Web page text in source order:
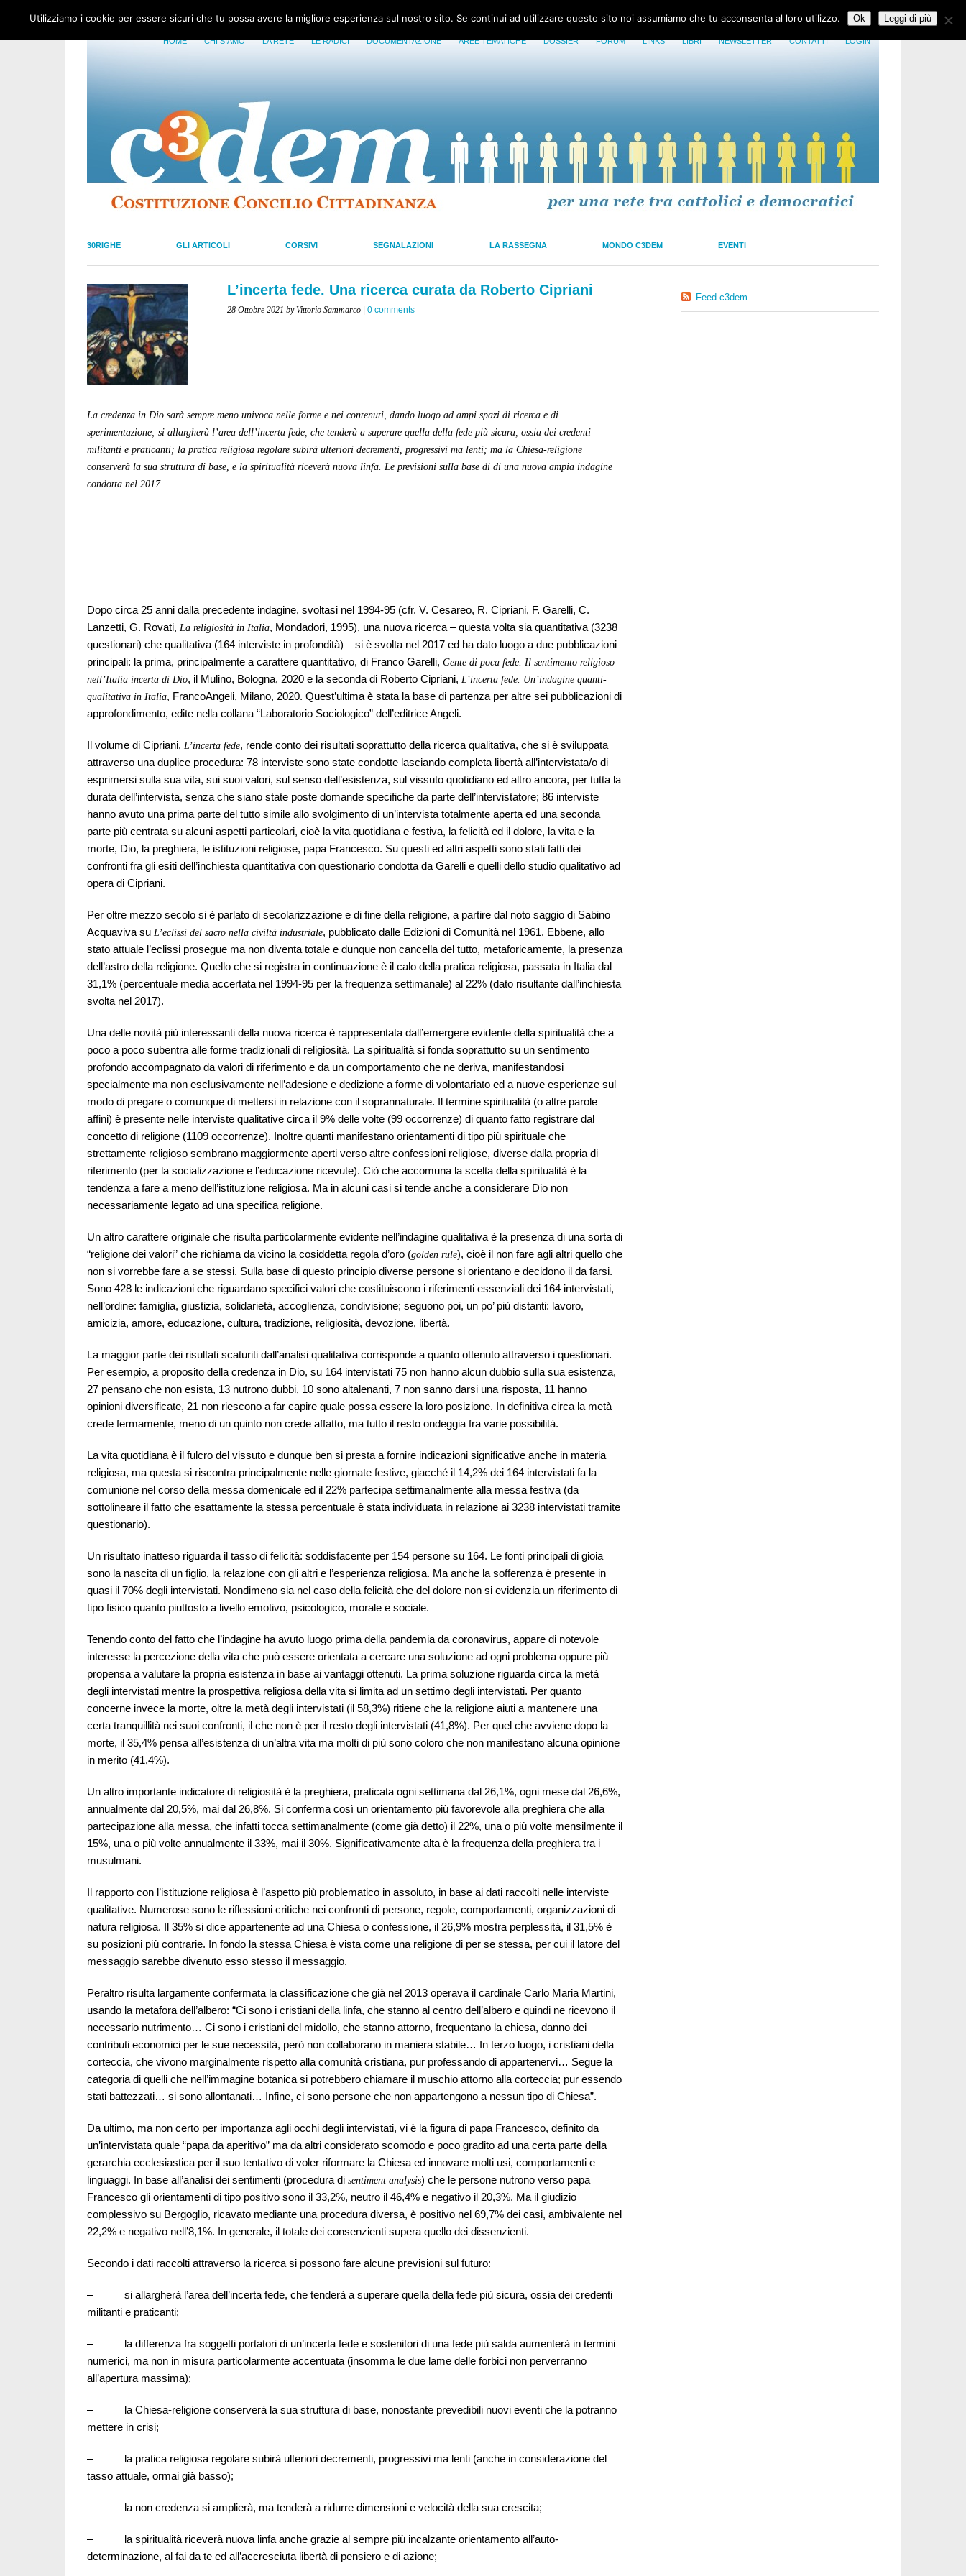
HOME CHI SIAMO LA RETE LE RADICI DOCUMENTAZIONE AREE TEMATICHE DOSSIER FORUM LINKS LIBRI NEWSLETTER CONTATTI LOGIN
30RIGHE GLI ARTICOLI CORSIVI SEGNALAZIONI LA RASSEGNA MONDO C3DEM EVENTI
L’incerta fede. Una ricerca curata da Roberto Cipriani
28 Ottobre 2021 by Vittorio Sammarco| 0 comments
La credenza in Dio sarà sempre meno univoca nelle forme e nei contenuti, dando luogo ad ampi spazi di ricerca e di
sperimentazione; si allargherà l’area dell’incerta fede, che tenderà a superare quella della fede più sicura, ossia dei credenti
militanti e praticanti; la pratica religiosa regolare subirà ulteriori decrementi, progressivi ma lenti; ma la Chiesa-religione
conserverà la sua struttura di base, e la spiritualità riceverà nuova linfa. Le previsioni sulla base di di una nuova ampia indagine
condotta nel 2017.
Dopo circa 25 anni dalla precedente indagine, svoltasi nel 1994-95 (cfr. V. Cesareo, R. Cipriani, F. Garelli, C.
Lanzetti, G. Rovati, La religiosità in Italia, Mondadori, 1995), una nuova ricerca – questa volta sia quantitativa (3238
questionari) che qualitativa (164 interviste in profondità) – si è svolta nel 2017 ed ha dato luogo a due pubblicazioni
principali: la prima, principalmente a carattere quantitativo, di Franco Garelli, Gente di poca fede. Il sentimento religioso
nell’Italia incerta di Dio, il Mulino, Bologna, 2020 e la seconda di Roberto Cipriani, L’incerta fede. Un’indagine quanti-
qualitativa in Italia, FrancoAngeli, Milano, 2020. Quest’ultima è stata la base di partenza per altre sei pubblicazioni di
approfondimento, edite nella collana “Laboratorio Sociologico” dell’editrice Angeli.
Il volume di Cipriani, L’incerta fede, rende conto dei risultati soprattutto della ricerca qualitativa, che si è sviluppata
attraverso una duplice procedura: 78 interviste sono state condotte lasciando completa libertà all’intervistata/o di
esprimersi sulla sua vita, sui suoi valori, sul senso dell’esistenza, sul vissuto quotidiano ed altro ancora, per tutta la
durata dell’intervista, senza che siano state poste domande specifiche da parte dell’intervistatore; 86 interviste
hanno avuto una prima parte del tutto simile allo svolgimento di un’intervista totalmente aperta ed una seconda
parte più centrata su alcuni aspetti particolari, cioè la vita quotidiana e festiva, la felicità ed il dolore, la vita e la
morte, Dio, la preghiera, le istituzioni religiose, papa Francesco. Su questi ed altri aspetti sono stati fatti dei
confronti fra gli esiti dell’inchiesta quantitativa con questionario condotta da Garelli e quelli dello studio qualitativo ad
opera di Cipriani.
Per oltre mezzo secolo si è parlato di secolarizzazione e di fine della religione, a partire dal noto saggio di Sabino
Acquaviva su L’eclissi del sacro nella civiltà industriale, pubblicato dalle Edizioni di Comunità nel 1961. Ebbene, allo
stato attuale l’eclissi prosegue ma non diventa totale e dunque non cancella del tutto, metaforicamente, la presenza
dell’astro della religione. Quello che si registra in continuazione è il calo della pratica religiosa, passata in Italia dal
31,1% (percentuale media accertata nel 1994-95 per la frequenza settimanale) al 22% (dato risultante dall’inchiesta
svolta nel 2017).
Una delle novità più interessanti della nuova ricerca è rappresentata dall’emergere evidente della spiritualità che a
poco a poco subentra alle forme tradizionali di religiosità. La spiritualità si fonda soprattutto su un sentimento
profondo accompagnato da valori di riferimento e da un comportamento che ne deriva, manifestandosi
specialmente ma non esclusivamente nell’adesione e dedizione a forme di volontariato ed a nuove esperienze sul
modo di pregare o comunque di mettersi in relazione con il soprannaturale. Il termine spiritualità (o altre parole
affini) è presente nelle interviste qualitative circa il 9% delle volte (99 occorrenze) di quanto fatto registrare dal
concetto di religione (1109 occorrenze). Inoltre quanti manifestano orientamenti di tipo più spirituale che
strettamente religioso sembrano maggiormente aperti verso altre confessioni religiose, diverse dalla propria di
riferimento (per la socializzazione e l’educazione ricevute). Ciò che accomuna la scelta della spiritualità è la
tendenza a fare a meno dell’istituzione religiosa. Ma in alcuni casi si tende anche a considerare Dio non
necessariamente legato ad una specifica religione.
Un altro carattere originale che risulta particolarmente evidente nell’indagine qualitativa è la presenza di una sorta di
“religione dei valori” che richiama da vicino la cosiddetta regola d’oro (golden rule), cioè il non fare agli altri quello che
non si vorrebbe fare a se stessi. Sulla base di questo principio diverse persone si orientano e decidono il da farsi.
Sono 428 le indicazioni che riguardano specifici valori che costituiscono i riferimenti essenziali dei 164 intervistati,
nell’ordine: famiglia, giustizia, solidarietà, accoglienza, condivisione; seguono poi, un po’ più distanti: lavoro,
amicizia, amore, educazione, cultura, tradizione, religiosità, devozione, libertà.
La maggior parte dei risultati scaturiti dall’analisi qualitativa corrisponde a quanto ottenuto attraverso i questionari.
Per esempio, a proposito della credenza in Dio, su 164 intervistati 75 non hanno alcun dubbio sulla sua esistenza,
27 pensano che non esista, 13 nutrono dubbi, 10 sono altalenanti, 7 non sanno darsi una risposta, 11 hanno
opinioni diversificate, 21 non riescono a far capire quale possa essere la loro posizione. In definitiva circa la metà
crede fermamente, meno di un quinto non crede affatto, ma tutto il resto ondeggia fra varie possibilità.
La vita quotidiana è il fulcro del vissuto e dunque ben si presta a fornire indicazioni significative anche in materia
religiosa, ma questa si riscontra principalmente nelle giornate festive, giacché il 14,2% dei 164 intervistati fa la
comunione nel corso della messa domenicale ed il 22% partecipa settimanalmente alla messa festiva (da
sottolineare il fatto che esattamente la stessa percentuale è stata individuata in relazione ai 3238 intervistati tramite
questionario).
Un risultato inatteso riguarda il tasso di felicità: soddisfacente per 154 persone su 164. Le fonti principali di gioia
sono la nascita di un figlio, la relazione con gli altri e l’esperienza religiosa. Ma anche la sofferenza è presente in
quasi il 70% degli intervistati. Nondimeno sia nel caso della felicità che del dolore non si evidenzia un riferimento di
tipo fisico quanto piuttosto a livello emotivo, psicologico, morale e sociale.
Tenendo conto del fatto che l’indagine ha avuto luogo prima della pandemia da coronavirus, appare di notevole
interesse la percezione della vita che può essere orientata a cercare una soluzione ad ogni problema oppure più
propensa a valutare la propria esistenza in base ai vantaggi ottenuti. La prima soluzione riguarda circa la metà
degli intervistati mentre la prospettiva religiosa della vita si limita ad un settimo degli intervistati. Per quanto
concerne invece la morte, oltre la metà degli intervistati (il 58,3%) ritiene che la religione aiuti a mantenere una
certa tranquillità nei suoi confronti, il che non è per il resto degli intervistati (41,8%). Per quel che avviene dopo la
morte, il 35,4% pensa all’esistenza di un’altra vita ma molti di più sono coloro che non manifestano alcuna opinione
in merito (41,4%).
Un altro importante indicatore di religiosità è la preghiera, praticata ogni settimana dal 26,1%, ogni mese dal 26,6%,
annualmente dal 20,5%, mai dal 26,8%. Si conferma così un orientamento più favorevole alla preghiera che alla
partecipazione alla messa, che infatti tocca settimanalmente (come già detto) il 22%, una o più volte mensilmente il
15%, una o più volte annualmente il 33%, mai il 30%. Significativamente alta è la frequenza della preghiera tra i
musulmani.
Il rapporto con l’istituzione religiosa è l’aspetto più problematico in assoluto, in base ai dati raccolti nelle interviste
qualitative. Numerose sono le riflessioni critiche nei confronti di persone, regole, comportamenti, organizzazioni di
natura religiosa. Il 35% si dice appartenente ad una Chiesa o confessione, il 26,9% mostra perplessità, il 31,5% è
su posizioni più contrarie. In fondo la stessa Chiesa è vista come una religione di per se stessa, per cui il latore del
messaggio sarebbe divenuto esso stesso il messaggio.
Peraltro risulta largamente confermata la classificazione che già nel 2013 operava il cardinale Carlo Maria Martini,
usando la metafora dell’albero: “Ci sono i cristiani della linfa, che stanno al centro dell’albero e quindi ne ricevono il
necessario nutrimento… Ci sono i cristiani del midollo, che stanno attorno, frequentano la chiesa, danno dei
contributi economici per le sue necessità, però non collaborano in maniera stabile… In terzo luogo, i cristiani della
corteccia, che vivono marginalmente rispetto alla comunità cristiana, pur professando di appartenervi… Segue la
categoria di quelli che nell’immagine botanica si potrebbero chiamare il muschio attorno alla corteccia; pur essendo
stati battezzati… si sono allontanati… Infine, ci sono persone che non appartengono a nessun tipo di Chiesa”.
Da ultimo, ma non certo per importanza agli occhi degli intervistati, vi è la figura di papa Francesco, definito da
un’intervistata quale “papa da aperitivo” ma da altri considerato scomodo e poco gradito ad una certa parte della
gerarchia ecclesiastica per il suo tentativo di voler riformare la Chiesa ed innovare molti usi, comportamenti e
linguaggi. In base all’analisi dei sentimenti (procedura di sentiment analysis) che le persone nutrono verso papa
Francesco gli orientamenti di tipo positivo sono il 33,2%, neutro il 46,4% e negativo il 20,3%. Ma il giudizio
complessivo su Bergoglio, ricavato mediante una procedura diversa, è positivo nel 69,7% dei casi, ambivalente nel
22,2% e negativo nell’8,1%. In generale, il totale dei consenzienti supera quello dei dissenzienti.
Secondo i dati raccolti attraverso la ricerca si possono fare alcune previsioni sul futuro:
– si allargherà l’area dell’incerta fede, che tenderà a superare quella della fede più sicura, ossia dei credenti
militanti e praticanti;
– la differenza fra soggetti portatori di un’incerta fede e sostenitori di una fede più salda aumenterà in termini
numerici, ma non in misura particolarmente accentuata (insomma le due lame delle forbici non perverranno
all’apertura massima);
– la Chiesa-religione conserverà la sua struttura di base, nonostante prevedibili nuovi eventi che la potranno
mettere in crisi;
– la pratica religiosa regolare subirà ulteriori decrementi, progressivi ma lenti (anche in considerazione del
tasso attuale, ormai già basso);
– la non credenza si amplierà, ma tenderà a ridurre dimensioni e velocità della sua crescita;
– la spiritualità riceverà nuova linfa anche grazie al sempre più incalzante orientamento all’auto-
determinazione, al fai da te ed all’accresciuta libertà di pensiero e di azione;
Feed c3dem
Utilizziamo i cookie per essere sicuri che tu possa avere la migliore esperienza sul nostro sito. Se continui ad utilizzare questo sito noi assumiamo che tu acconsenta al loro utilizzo. Ok Leggi di più